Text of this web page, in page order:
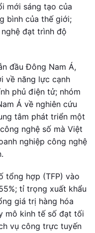
mới sáng tạo của
bình của thế giới;
đạt trình độ
đầu Đông Nam Á,
về năng lực cạnh
phủ điện tử; nhóm
Á về nghiên cứu
tâm phát triển một
nghệ số mà Việt
nghiệp công nghệ
tổng hợp (TFP) vào
tỉ trọng xuất khẩu
giá trị hàng hóa
mô kinh tế số đạt tối
vụ công trực tuyến